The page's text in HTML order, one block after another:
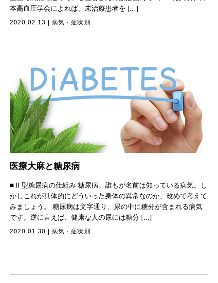
本高血圧学会によれば、未治療患者を […]
2020.02.13 病気・症状別
医療大麻と糖尿病
■ II 型糖尿病の仕組み 糖尿病。誰もが名前は知っている病気。し
かしこれが具体的にどういった身体の異常なのか、改めて考えて
みましょう。 糖尿病は文字通り、尿の中に糖分が含まれる病気
です。逆に言えば、健康な人の尿には糖分 […]
2020.01.30 病気・症状別